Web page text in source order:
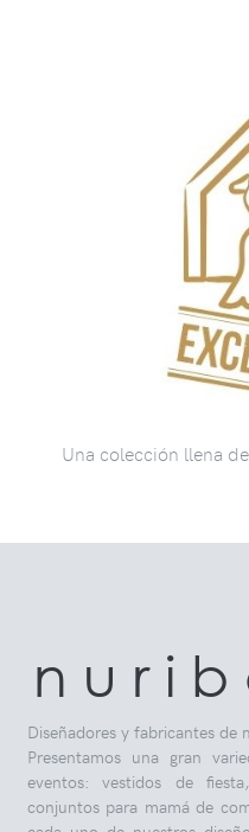
Una colección llena
n u r i b
Diseñadores y fabricantes de
Presentamos una gran
eventos: vestidos de
conjuntos para mamá de